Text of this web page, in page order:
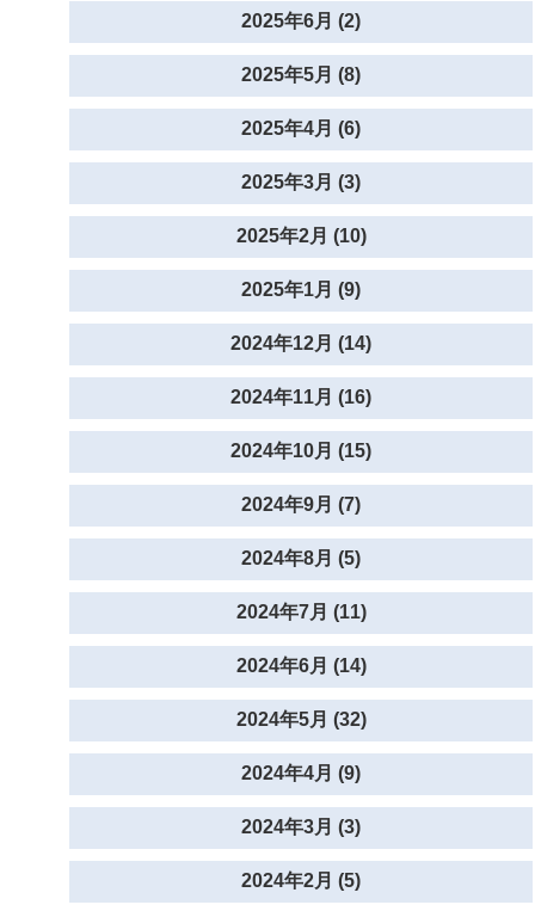
2025年6月 (2)
2025年5月 (8)
2025年4月 (6)
2025年3月 (3)
2025年2月 (10)
2025年1月 (9)
2024年12月 (14)
2024年11月 (16)
2024年10月 (15)
2024年9月 (7)
2024年8月 (5)
2024年7月 (11)
2024年6月 (14)
2024年5月 (32)
2024年4月 (9)
2024年3月 (3)
2024年2月 (5)